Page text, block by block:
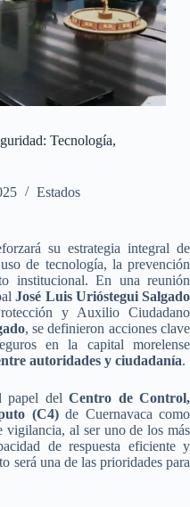
Tecnología,
Estados
su estrategia integral de
de tecnología, la prevención
institucional. En una reunión
José Luis Urióstegui Salgado
y Auxilio Ciudadano
, se definieron acciones clave
en la capital morelense
autoridades y ciudadanía.
papel del Centro de Control,
(C4)de Cuernavaca como
vigilancia, al ser uno de los más
de respuesta eficiente y
será una de las prioridades para